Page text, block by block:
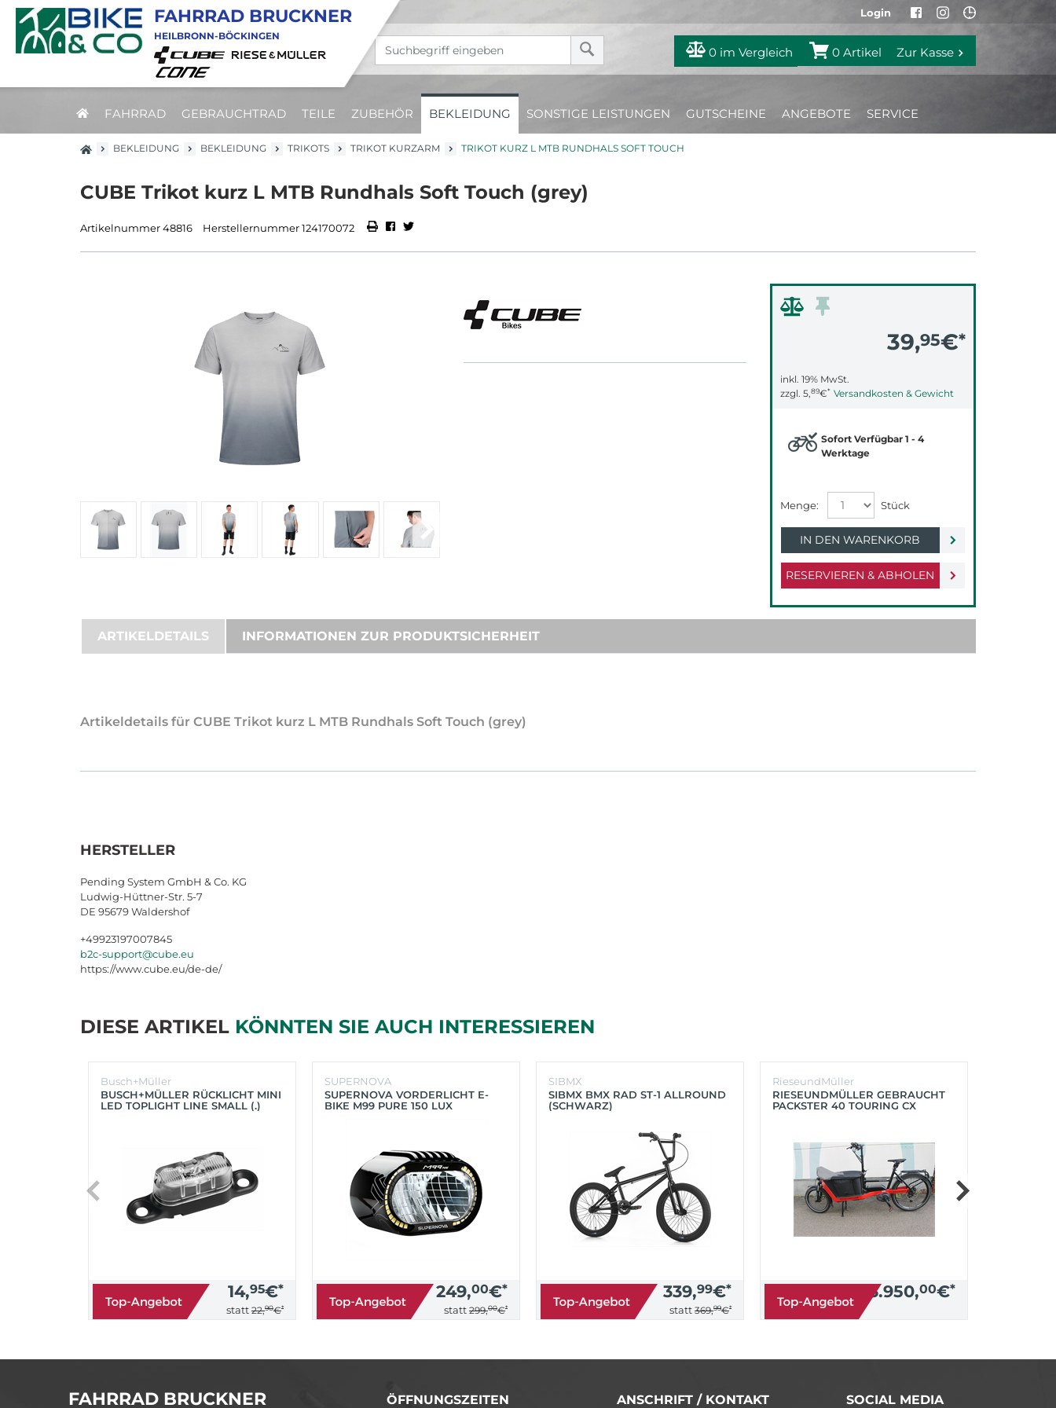
Login
0 im Vergleich 0 Artikel Zur Kasse
FAHRRAD GEBRAUCHTRAD TEILE ZUBEHÖR BEKLEIDUNG SONSTIGE LEISTUNGEN GUTSCHEINE ANGEBOTE SERVICE
FAHRRAD BRUCKNER
HEILBRONN-BÖCKINGEN
BEKLEIDUNG BEKLEIDUNG TRIKOTS TRIKOT KURZARM TRIKOT KURZ L MTB RUNDHALS SOFT TOUCH
CUBE Trikot kurz L MTB Rundhals Soft Touch (grey)
Artikelnummer 48816 Herstellernummer 124170072
39,95€*
inkl. 19% MwSt.
zzgl. 5,89€* Versandkosten & Gewicht
RESERVIEREN & ABHOLEN
Sofort Verfügbar 1 - 4
Werktage
IN DEN WARENKORB
ARTIKELDETAILS INFORMATIONEN ZUR PRODUKTSICHERHEIT
Artikeldetails für CUBE Trikot kurz L MTB Rundhals Soft Touch (grey)
HERSTELLER
Pending System GmbH & Co. KG
Ludwig-Hüttner-Str. 5-7
DE 95679 Waldershof
+49923197007845
b2c-support@cube.eu
https://www.cube.eu/de-de/
DIESE ARTIKEL KÖNNTEN SIE AUCH INTERESSIEREN
Busch+Müller
BUSCH+MÜLLER RÜCKLICHT MINI
LED TOPLIGHT LINE SMALL (.)
14,95€*
statt 22,90€*
SUPERNOVA
SUPERNOVA VORDERLICHT E-
BIKE M99 PURE 150 LUX
249,00€*
statt 299,00€*
SIBMX
SIBMX BMX RAD ST-1 ALLROUND
(SCHWARZ)
339,99€*
statt 369,99€*
RieseundMüller
RIESEUNDMÜLLER GEBRAUCHT
PACKSTER 40 TOURING CX
3.950,00€*
FAHRRAD BRUCKNER ÖFFNUNGSZEITEN ANSCHRIFT / KONTAKT SOCIAL MEDIA